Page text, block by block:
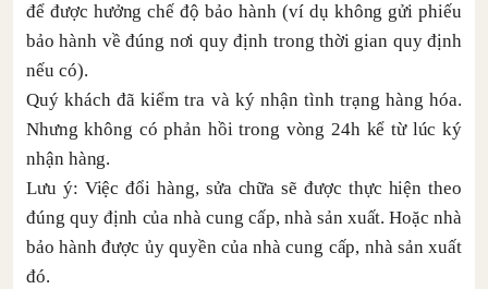
để được hưởng chế độ bảo hành (ví dụ không gửi phiếu
bảo hành về đúng nơi quy định trong thời gian quy định
nếu có).
Quý khách đã kiểm tra và ký nhận tình trạng hàng hóa.
Nhưng không có phản hồi trong vòng 24h kể từ lúc ký
nhận hàng.
Lưu ý: Việc đổi hàng, sửa chữa sẽ được thực hiện theo
đúng quy định của nhà cung cấp, nhà sản xuất. Hoặc nhà
bảo hành được ủy quyền của nhà cung cấp, nhà sản xuất
đó.